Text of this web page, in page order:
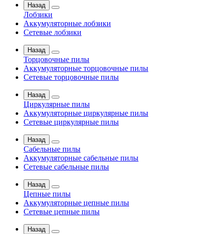
Назад
Лобзики
Аккумуляторные лобзики
Сетевые лобзики
Назад
Торцовочные пилы
Аккумуляторные торцовочные пилы
Сетевые торцовочные пилы
Назад
Циркулярные пилы
Аккумуляторные циркулярные пилы
Сетевые циркулярные пилы
Назад
Сабельные пилы
Аккумуляторные сабельные пилы
Сетевые сабельные пилы
Назад
Цепные пилы
Аккумуляторные цепные пилы
Сетевые цепные пилы
Назад